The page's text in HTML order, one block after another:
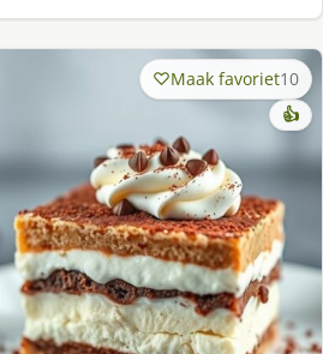
Maak favoriet10
👍